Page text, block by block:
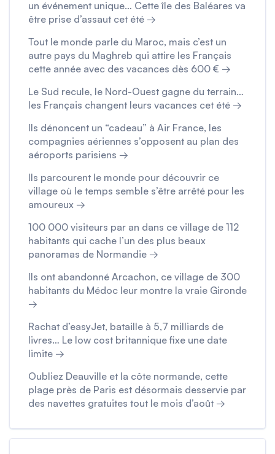
un événement unique… Cette île des Baléares va
être prise d’assaut cet été →
Tout le monde parle du Maroc, mais c’est un
autre pays du Maghreb qui attire les Français
cette année avec des vacances dès 600 € →
Le Sud recule, le Nord-Ouest gagne du terrain…
les Français changent leurs vacances cet été →
Ils dénoncent un “cadeau” à Air France, les
compagnies aériennes s’opposent au plan des
aéroports parisiens →
Ils parcourent le monde pour découvrir ce
village où le temps semble s’être arrêté pour les
amoureux →
100 000 visiteurs par an dans ce village de 112
habitants qui cache l’un des plus beaux
panoramas de Normandie →
Ils ont abandonné Arcachon, ce village de 300
habitants du Médoc leur montre la vraie Gironde
→
Rachat d’easyJet, bataille à 5,7 milliards de
livres… Le low cost britannique fixe une date
limite →
Oubliez Deauville et la côte normande, cette
plage près de Paris est désormais desservie par
des navettes gratuites tout le mois d’août →